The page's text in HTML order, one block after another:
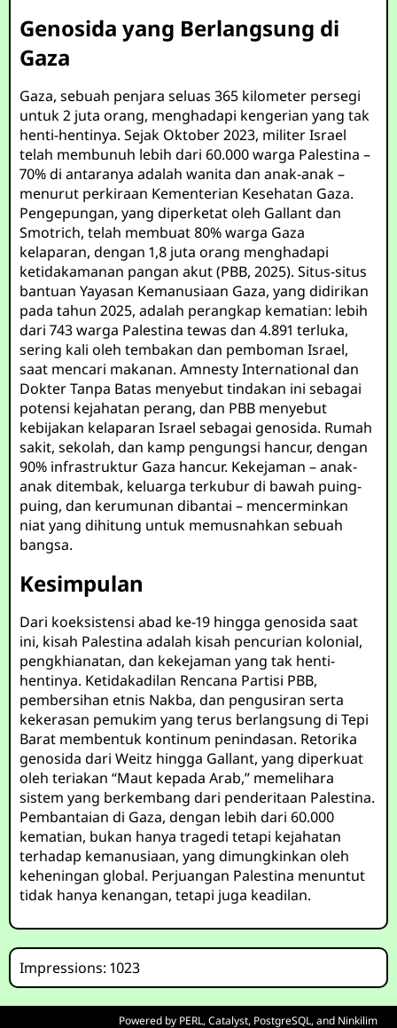
Genosida yang Berlangsung di
Gaza
Gaza, sebuah penjara seluas 365 kilometer persegi
untuk 2 juta orang, menghadapi kengerian yang tak
henti-hentinya. Sejak Oktober 2023, militer Israel
telah membunuh lebih dari 60.000 warga Palestina –
70% di antaranya adalah wanita dan anak-anak –
menurut perkiraan Kementerian Kesehatan Gaza.
Pengepungan, yang diperketat oleh Gallant dan
Smotrich, telah membuat 80% warga Gaza
kelaparan, dengan 1,8 juta orang menghadapi
ketidakamanan pangan akut (PBB, 2025). Situs-situs
bantuan Yayasan Kemanusiaan Gaza, yang didirikan
pada tahun 2025, adalah perangkap kematian: lebih
dari 743 warga Palestina tewas dan 4.891 terluka,
sering kali oleh tembakan dan pemboman Israel,
saat mencari makanan. Amnesty International dan
Dokter Tanpa Batas menyebut tindakan ini sebagai
potensi kejahatan perang, dan PBB menyebut
kebijakan kelaparan Israel sebagai genosida. Rumah
sakit, sekolah, dan kamp pengungsi hancur, dengan
90% infrastruktur Gaza hancur. Kekejaman – anak-
anak ditembak, keluarga terkubur di bawah puing-
puing, dan kerumunan dibantai – mencerminkan
niat yang dihitung untuk memusnahkan sebuah
bangsa.
Kesimpulan
Dari koeksistensi abad ke-19 hingga genosida saat
ini, kisah Palestina adalah kisah pencurian kolonial,
pengkhianatan, dan kekejaman yang tak henti-
hentinya. Ketidakadilan Rencana Partisi PBB,
pembersihan etnis Nakba, dan pengusiran serta
kekerasan pemukim yang terus berlangsung di Tepi
Barat membentuk kontinum penindasan. Retorika
genosida dari Weitz hingga Gallant, yang diperkuat
oleh teriakan “Maut kepada Arab,” memelihara
sistem yang berkembang dari penderitaan Palestina.
Pembantaian di Gaza, dengan lebih dari 60.000
kematian, bukan hanya tragedi tetapi kejahatan
terhadap kemanusiaan, yang dimungkinkan oleh
keheningan global. Perjuangan Palestina menuntut
tidak hanya kenangan, tetapi juga keadilan.
Impressions: 1023
Powered by PERL,Catalyst, PostgreSQL, and Ninkilim